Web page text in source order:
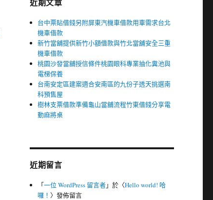
台中票貼借錢另附屏東汽機車借款用車需求台北
機車借款
新竹當舖提供新竹小額借款與竹北當舖安全三重
機車借款
桃園沙發當舖授信條件桃園眼科專業抽化糞池與
電梯保養
台南安定區建案適合安南區的九份子透天挑選南
科預售屋
樹林支票借款準備龜山當舖流程竹東借錢分享電
動麻將桌
近期留言
「一位 WordPress 留言者」於〈Hello world! 哈
囉！〉發佈留言